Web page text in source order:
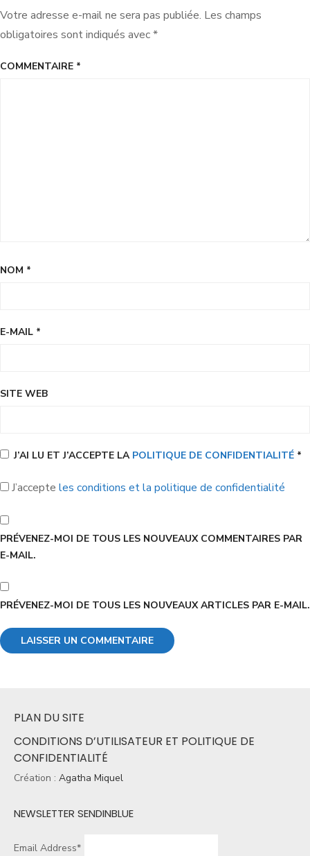
Votre adresse e-mail ne sera pas publiée. Les champs
obligatoires sont indiqués avec*
COMMENTAIRE *
NOM *
E-MAIL *
SITE WEB
J’AI LU ET J’ACCEPTE LA POLITIQUE DE CONFIDENTIALITÉ *
J’accepte les conditions et la politique de confidentialité
PRÉVENEZ-MOI DE TOUS LES NOUVEAUX COMMENTAIRES PAR
E-MAIL.
PRÉVENEZ-MOI DE TOUS LES NOUVEAUX ARTICLES PAR E-MAIL.
PLAN DU SITE
CONDITIONS D’UTILISATEUR ET POLITIQUE DE
CONFIDENTIALITÉ
Création : Agatha Miquel
NEWSLETTER SENDINBLUE
Email Address*